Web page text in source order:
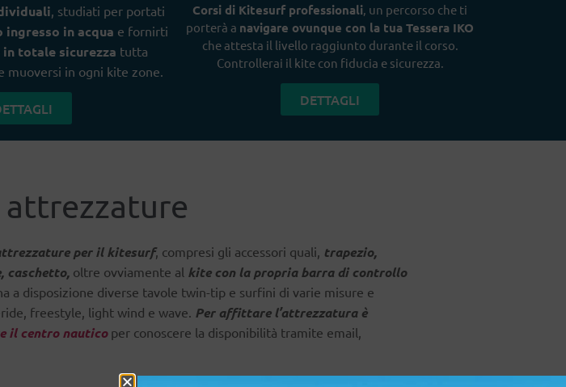
, studiati per portati
in acqua e fornirti
in totale sicurezza tutta
muoversi in ogni kite zone.
Corsi di Kitesurf professionali , un percorso che ti
porterà a navigare ovunque con la tua Tessera IKO
che attesta il livello raggiunto durante il corso.
Controllerai il kite con fiducia e sicurezza.
DETTAGLI
attrezzature
per il kitesurf, compresi gli accessori quali, trapezio,
caschetto, oltre ovviamente al kite con la propria barra di controllo
a disposizione diverse tavole twin-tip e surfini di varie misure e
freestyle, light wind e wave. Per affittare l’attrezzatura è
il centro nauticoper conoscere la disponibilità tramite email,